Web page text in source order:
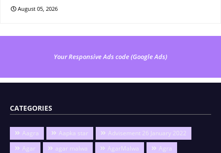
August 05, 2026
Your Responsive Ads code (Google Ads)
CATEGORIES
Aagra Aapka star
Advisement 26 January 2022
Agar
agar malwa AgarMalwa
Agra